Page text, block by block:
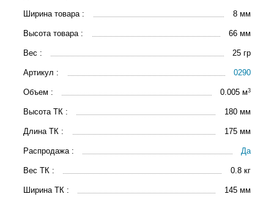
Ширина товара : 8 мм
Высота товара : 66 мм
Вес : 25 гр
Артикул : 0290
Объем : 0.005 м3
Высота ТК : 180 мм
Длина ТК : 175 мм
Распродажа : Да
Вес ТК : 0.8 кг
Ширина ТК : 145 мм